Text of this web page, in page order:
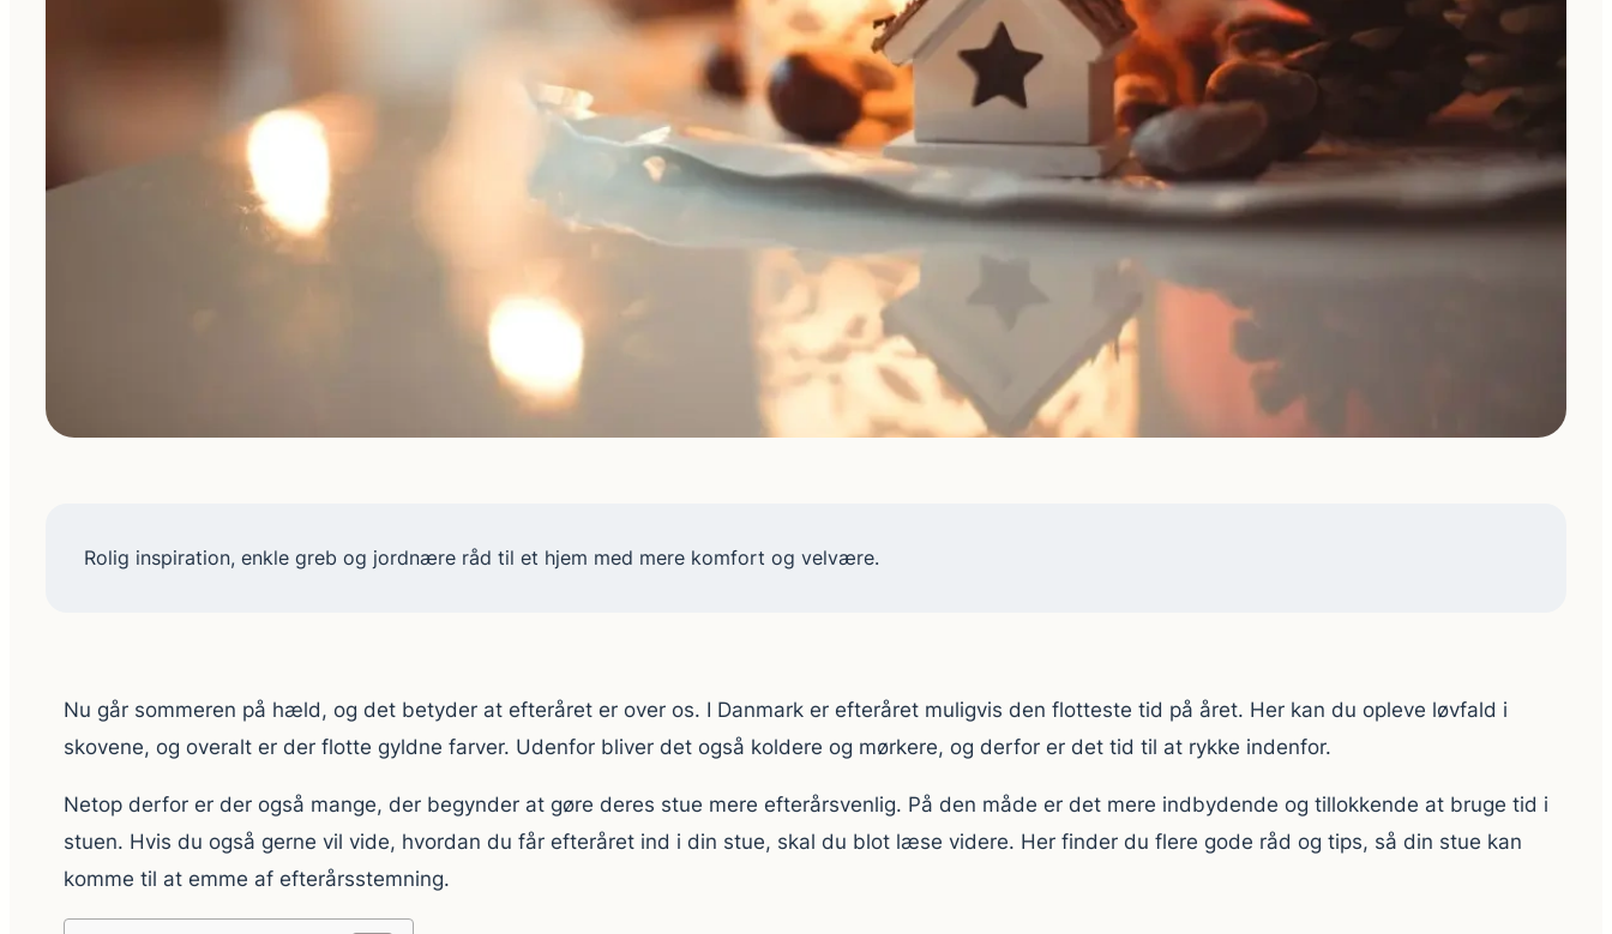
Rolig inspiration, enkle greb og jordnære råd til et hjem med mere komfort og velvære.
Nu går sommeren på hæld, og det betyder at efteråret er over os. I Danmark er efteråret muligvis den flotteste tid på året. Her kan du opleve løvfald i
skovene, og overalt er der flotte gyldne farver. Udenfor bliver det også koldere og mørkere, og derfor er det tid til at rykke indenfor.
Netop derfor er der også mange, der begynder at gøre deres stue mere efterårsvenlig. På den måde er det mere indbydende og tillokkende at bruge tid i
stuen. Hvis du også gerne vil vide, hvordan du får efteråret ind i din stue, skal du blot læse videre. Her finder du flere gode råd og tips, så din stue kan
komme til at emme af efterårsstemning.